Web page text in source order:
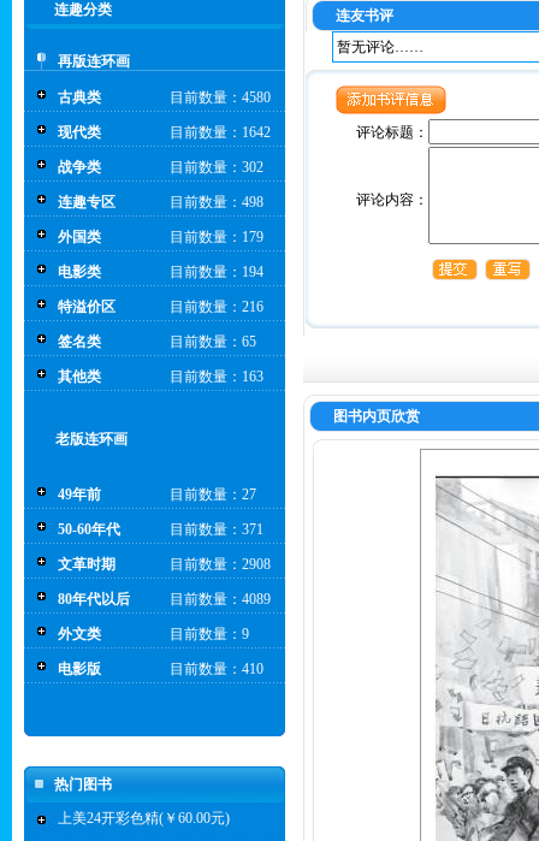
连趣分类
再版连环画
古典类 目前数量：4580
现代类 目前数量：1642
战争类 目前数量：302
连趣专区 目前数量：498
外国类 目前数量：179
电影类 目前数量：194
特溢价区 目前数量：216
签名类 目前数量：65
其他类 目前数量：163
老版连环画
49年前 目前数量：27
50-60年代 目前数量：371
文革时期 目前数量：2908
80年代以后 目前数量：4089
外文类 目前数量：9
电影版 目前数量：410
热门图书
上美24开彩色精(￥60.00元)
连友书评
暂无评论……
评论标题：
评论内容：
图书内页欣赏